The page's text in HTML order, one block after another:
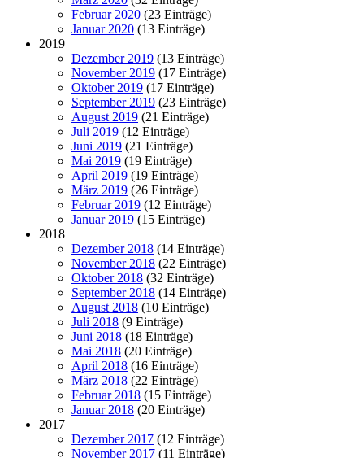
Februar 2020 (23 Einträge)
Januar 2020 (13 Einträge)
2019
Dezember 2019 (13 Einträge)
November 2019 (17 Einträge)
Oktober 2019 (17 Einträge)
September 2019 (23 Einträge)
August 2019 (21 Einträge)
Juli 2019 (12 Einträge)
Juni 2019 (21 Einträge)
Mai 2019 (19 Einträge)
April 2019 (19 Einträge)
März 2019 (26 Einträge)
Februar 2019 (12 Einträge)
Januar 2019 (15 Einträge)
2018
Dezember 2018 (14 Einträge)
November 2018 (22 Einträge)
Oktober 2018 (32 Einträge)
September 2018 (14 Einträge)
August 2018 (10 Einträge)
Juli 2018 (9 Einträge)
Juni 2018 (18 Einträge)
Mai 2018 (20 Einträge)
April 2018 (16 Einträge)
März 2018 (22 Einträge)
Februar 2018 (15 Einträge)
Januar 2018 (20 Einträge)
2017
Dezember 2017 (12 Einträge)
November 2017 (11 Einträge)